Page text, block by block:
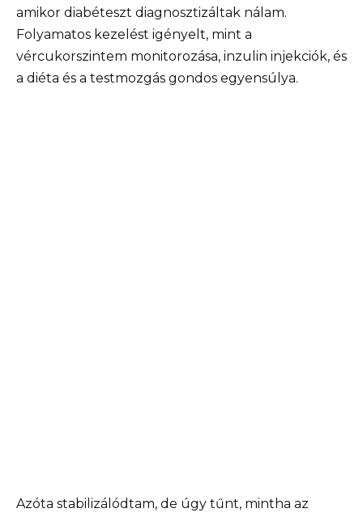
amikor diabéteszt diagnosztizáltak nálam.
Folyamatos kezelést igényelt, mint a
vércukorszintem monitorozása, inzulin injekciók, és
a diéta és a testmozgás gondos egyensúlya.
Azóta stabilizálódtam, de úgy tűnt, mintha az